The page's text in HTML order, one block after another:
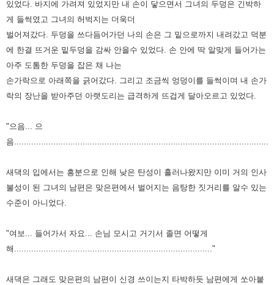
있었다. 바지에 가려져 있었지만 내 손이 닿으면서 그녀의 두덩은 긴박하
게 들썩였고 그녀의 허벅지는 더욱더
벌어져갔다. 두덩을 쓰다듬어가던 나의 손은 그 밑으로까지 내려갔고 덕분
에 한결 뜨거운 밑두덩을 감싸 안을수 있었다. 손 안에 딱 알맞게 들어가는
아주 도톰한 두덩을 잡은 채 나는
손가락으로 아래쪽을 긁어갔다. 그리고 조금씩 엉덩이를 들썩이며 내 손가
락의 장난을 받아주던 아랫도리는 급격하게 뜨겁게 달아오르고 있었다.
"으음... 으
음........................................................................................................."
새댁의 입에서는 흥분으로 인해 낮은 탄성이 흘러나왔지만 이미 거의 인사
불성이 된 그녀의 남편은 맞은편에서 벌어지는 음탕한 짓거리를 알수 있는
수준이 아니었다.
"여보... 들어가서 자요... 손님 모시고 거기서 졸면 어떻게
해................................................................................."
새댁은 그래도 맞은편의 남편이 신경 쓰이는지 타박하듯 남편에게 쏘아붙